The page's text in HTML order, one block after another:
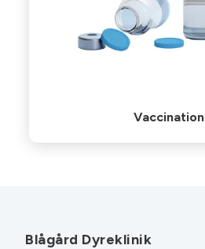
Vaccination
Blågård Dyreklinik